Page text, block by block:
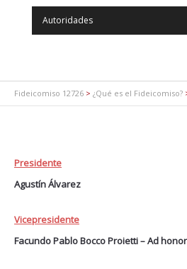
Autoridades
Fideicomiso 12726 > ¿Qué es el Fideicomiso?
Presidente
Agustín Álvarez
Vicepresidente
Facundo Pablo Bocco Proietti – Ad